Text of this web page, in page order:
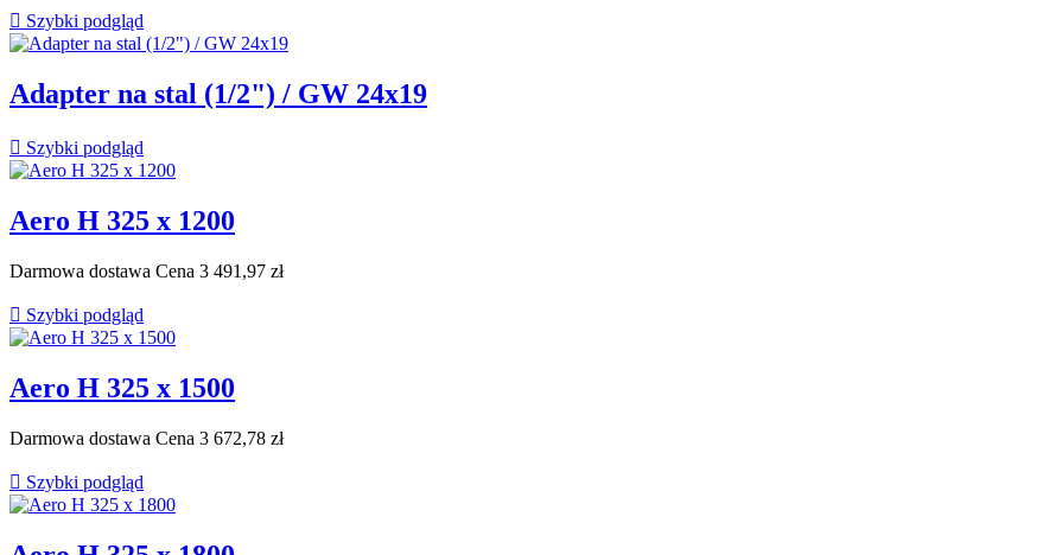
 Szybki podgląd
Adapter na stal (1/2") / GW 24x19
 Szybki podgląd
Aero H 325 x 1200
Darmowa dostawa Cena 3 491,97 zł
 Szybki podgląd
Aero H 325 x 1500
Darmowa dostawa Cena 3 672,78 zł
 Szybki podgląd